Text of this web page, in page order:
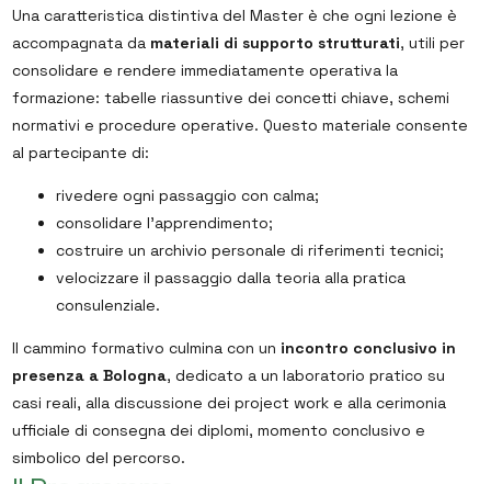
Una caratteristica distintiva del Master è che ogni lezione è
accompagnata da materiali di supporto strutturati, utili per
consolidare e rendere immediatamente operativa la
formazione: tabelle riassuntive dei concetti chiave, schemi
normativi e procedure operative. Questo materiale consente
al partecipante di:
rivedere ogni passaggio con calma;
consolidare l’apprendimento;
costruire un archivio personale di riferimenti tecnici;
velocizzare il passaggio dalla teoria alla pratica
consulenziale.
Il cammino formativo culmina con un incontro conclusivo in
presenza a Bologna, dedicato a un laboratorio pratico su
casi reali, alla discussione dei project work e alla cerimonia
ufficiale di consegna dei diplomi, momento conclusivo e
simbolico del percorso.